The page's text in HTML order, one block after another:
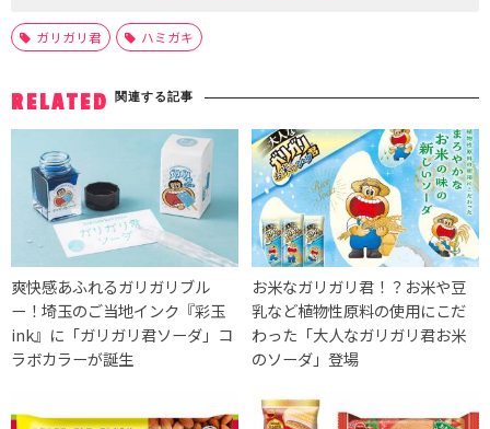
ガリガリ君 ハミガキ
RELATED 関連する記事
爽快感あふれるガリガリブル
ー！埼玉のご当地インク『彩玉
ink』に「ガリガリ君ソーダ」コ
ラボカラーが誕生
お米なガリガリ君！？お米や豆
乳など植物性原料の使用にこだ
わった「大人なガリガリ君お米
のソーダ」登場